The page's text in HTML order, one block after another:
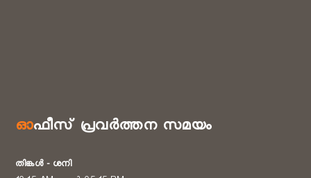
ഓഫീസ് പ്രവർത്തന സമയം
തിങ്കൾ - ശനി